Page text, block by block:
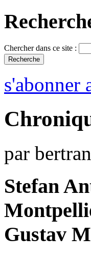
Chercher dans ce site :
s'abonner
par
Stefan
Gustav